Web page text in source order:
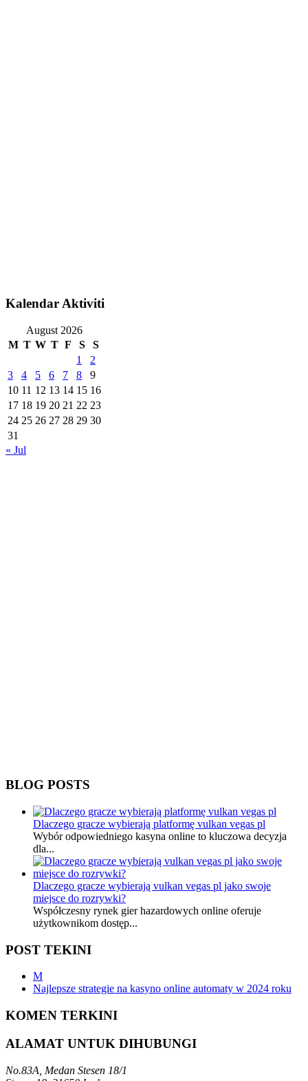
Kalendar Aktiviti
August 2026
M T W T F S
S
1
2
3
4 5 6 7 8
9
10 11 12 13 14 15 16
17 18 19 20 21 22 23
24 25 26 27 28 29 30
31
« Jul
BLOG POSTS
Dlaczego gracze wybierają platformę vulkan vegas pl
Wybór odpowiedniego kasyna online to kluczowa decyzja
dla...
Dlaczego gracze wybierają vulkan vegas pl jako swoje
miejsce do rozrywki?
Współczesny rynek gier hazardowych online oferuje
użytkownikom dostęp...
POST TEKINI
M
Najlepsze strategie na kasyno online automaty w 2024 roku
KOMEN TERKINI
ALAMAT UNTUK DIHUBUNGI
No.83A, Medan Stesen 18/1